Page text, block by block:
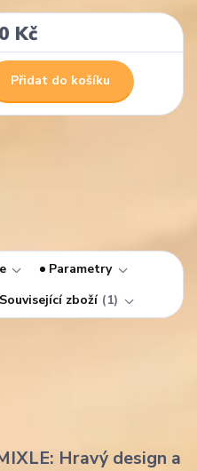
Kč
Přidat do košíku
Parametry
Související zboží 1
Hravý design a